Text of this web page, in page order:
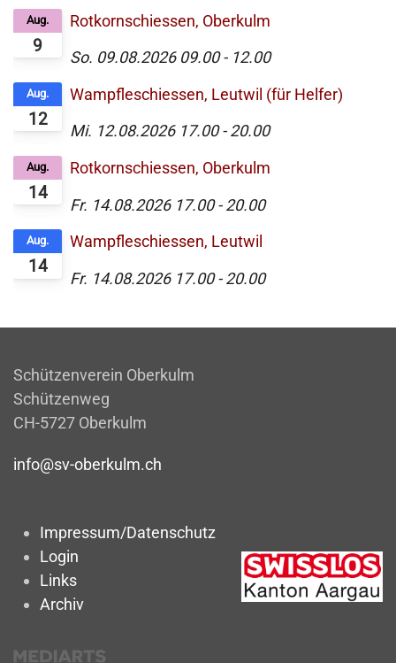
9
Aug.
Rotkornschiessen, Oberkulm
So. 09.08.2026 09.00 - 12.00
12
Aug.
Wampfleschiessen, Leutwil (für Helfer)
Mi. 12.08.2026 17.00 - 20.00
14
Aug.
Rotkornschiessen, Oberkulm
Fr. 14.08.2026 17.00 - 20.00
14
Aug.
Wampfleschiessen, Leutwil
Fr. 14.08.2026 17.00 - 20.00
Schützenverein Oberkulm
Schützenweg
CH-5727 Oberkulm
info@sv-oberkulm.ch
Impressum/Datenschutz
Login
Links
Archiv